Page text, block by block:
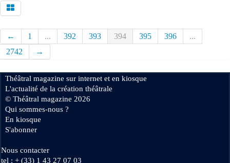
← 1 ... 392 393 394 395 396
...
2742
→
Théâtral magazine sur internet et en kiosque
L'actualité de la création théâtrale
© Théâtral magazine 2026
Qui sommes-nous ?
En kiosque
S'abonner
Nous contacter
tel : + (33) 1 43 27 07 03